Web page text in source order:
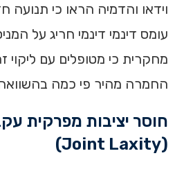
וידאו והדמיה הראו כי תנועה
עומס דינמי דינמי חריג על
מחקרית כי מטופלים עם ליקוי
החמרה מהיר פי כמה בהשוואה
חוסר יציבות מפרקית
(Joint Laxity)